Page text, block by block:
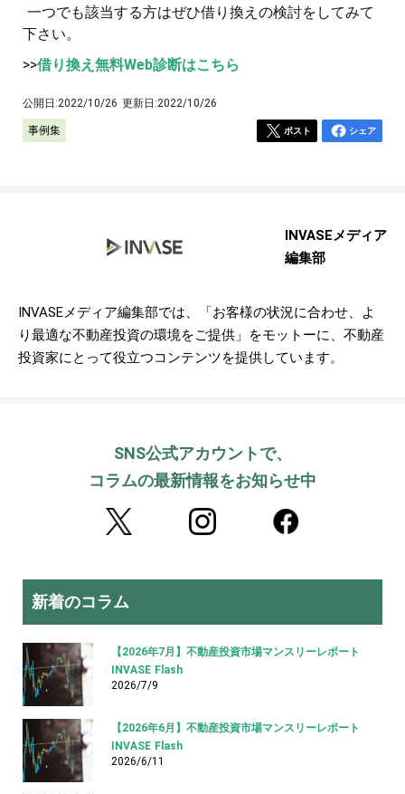
一つでも該当する方はぜひ借り換えの検討をしてみて
下さい。
>>借り換え無料Web診断はこちら
公開日:2022/10/26 更新日:2022/10/26
事例集 ポスト シェア
INVASEメディア
編集部
INVASEメディア編集部では、「お客様の状況に合わせ、よ
り最適な不動産投資の環境をご提供」をモットーに、不動産
投資家にとって役立つコンテンツを提供しています。
SNS公式アカウントで、
コラムの最新情報をお知らせ中
新着のコラム
【2026年7月】不動産投資市場マンスリーレポート
INVASE Flash
2026/7/9
【2026年6月】不動産投資市場マンスリーレポート
INVASE Flash
2026/6/11